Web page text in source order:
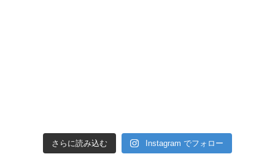
さらに読み込む Instagram でフォロー